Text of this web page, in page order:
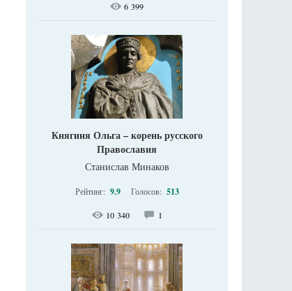
6 399
Княгиня Ольга – корень русского
Православия
Станислав Минаков
Рейтинг: 9.9 Голосов: 513
10 340 1